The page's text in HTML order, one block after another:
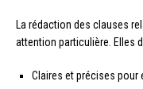
La rédaction des clauses
attention particulière. Elles
Claires et précises pour